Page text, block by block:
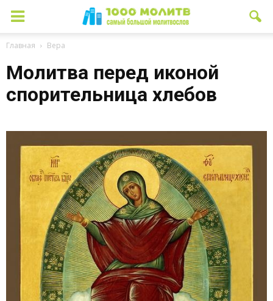
Главная Вера
Молитва перед иконой
спорительница хлебов